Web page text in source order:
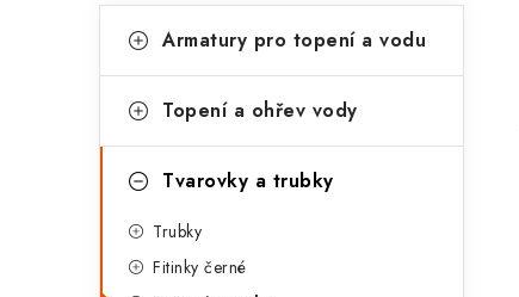
kategorie
a
e
Armatury pro topení a vodu
Topení a ohřev vody
Tvarovky a trubky
Trubky
Fitinky černé